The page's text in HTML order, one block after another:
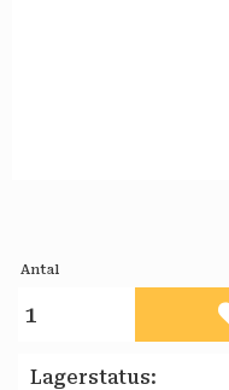
Antal
Lagerstatus